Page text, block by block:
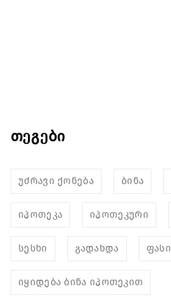
თეგები
უძრავი ქონება ბინა
იპოთეკა იპოთეკური
სესხი გადახდა ფასი
იყიდება ბინა იპოთეკით